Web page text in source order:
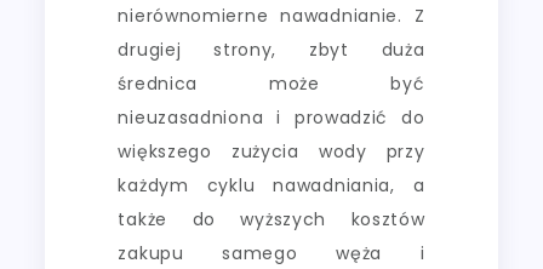
nierównomierne nawadnianie. Z
drugiej strony, zbyt duża
średnica może być
nieuzasadniona i prowadzić do
większego zużycia wody przy
każdym cyklu nawadniania, a
także do wyższych kosztów
zakupu samego węża i